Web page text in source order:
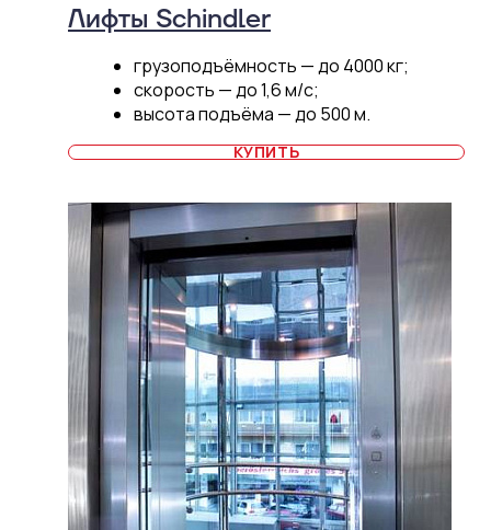
Лифты Schindler
грузоподъёмность — до 4000 кг;
скорость — до 1,6 м/c;
высота подъёма — до 500 м.
КУПИТЬ